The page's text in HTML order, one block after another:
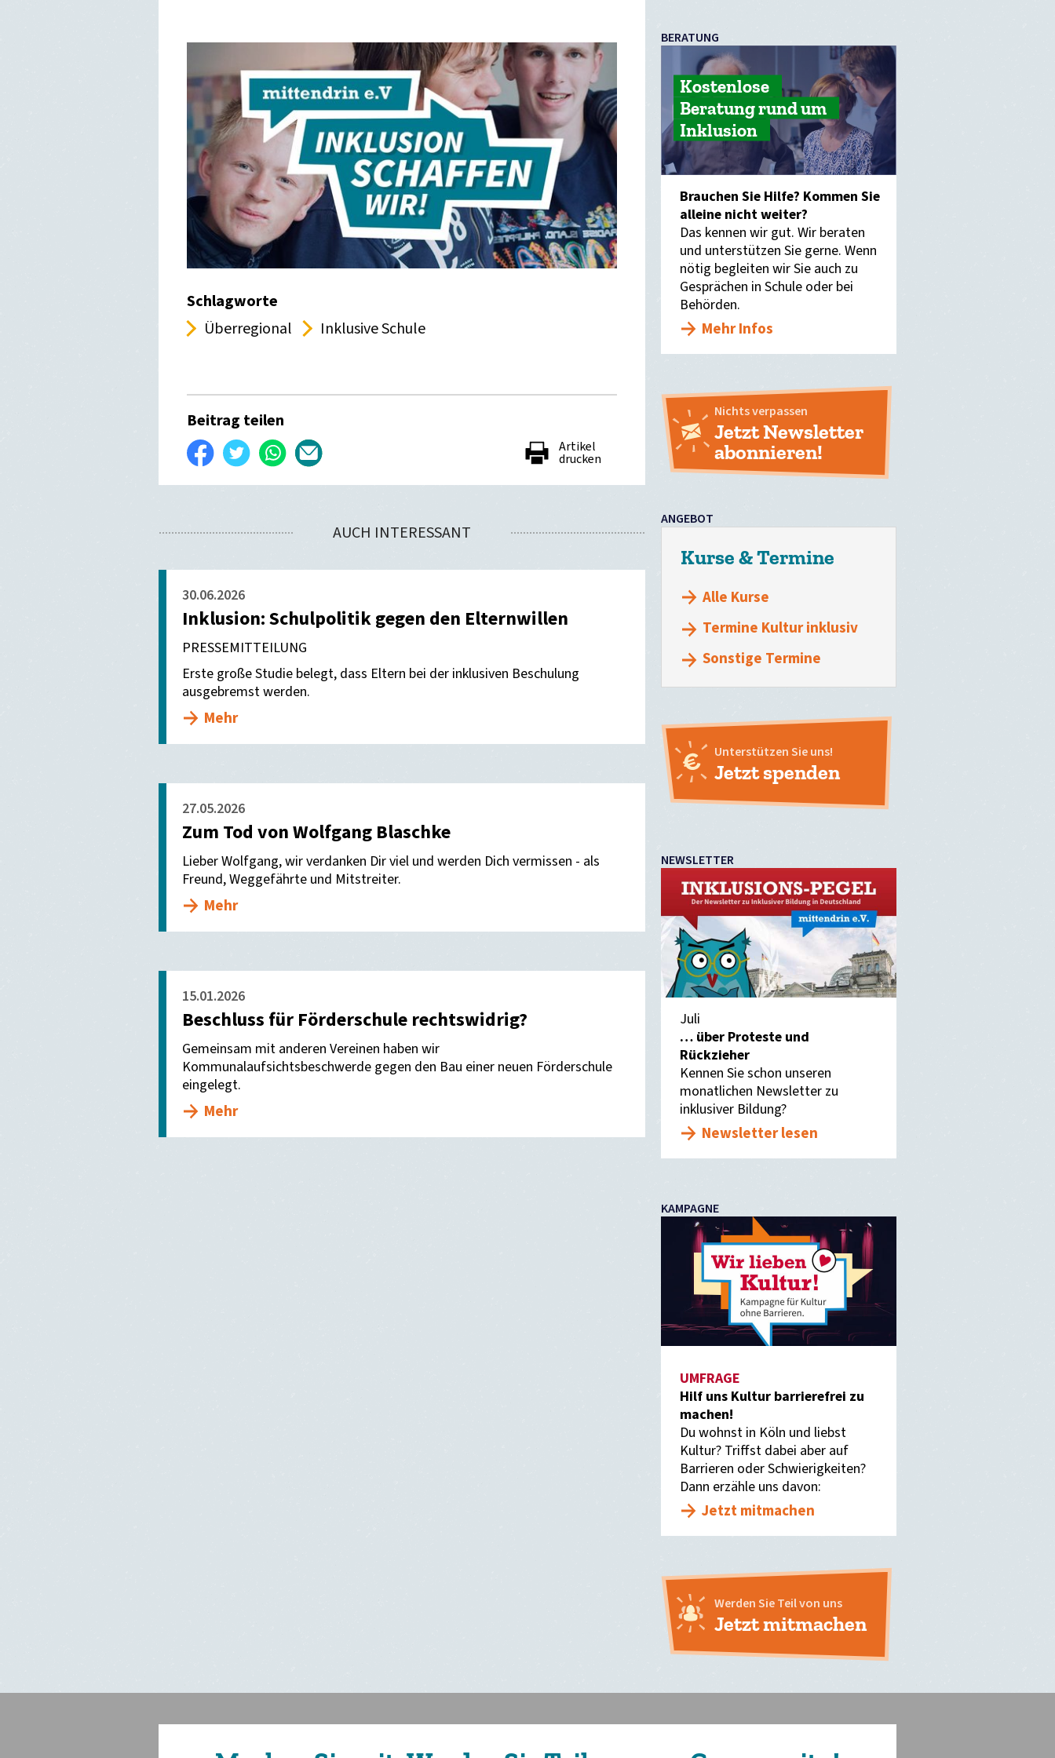
Schlagworte
Überregional
Inklusive Schule
Beitrag teilen
Auf
Twittern WhatsApp
versenden
Artikel
drucken
AUCH INTERESSANT
30.06.2026
Inklusion: Schulpolitik gegen den Elternwillen
PRESSEMITTEILUNG
Erste große Studie belegt, dass Eltern bei der inklusiven Beschulung
ausgebremst werden.
Mehr
27.05.2026
Zum Tod von Wolfgang Blaschke
Lieber Wolfgang, wir verdanken Dir viel und werden Dich vermissen - als
Freund, Weggefährte und Mitstreiter.
Mehr
15.01.2026
Beschluss für Förderschule rechtswidrig?
Gemeinsam mit anderen Vereinen haben wir
Kommunalaufsichtsbeschwerde gegen den Bau einer neuen Förderschule
eingelegt.
Mehr
BERATUNG
Kostenlose
Beratung rund um
Inklusion
Brauchen Sie Hilfe? Kommen Sie
alleine nicht weiter?
Das kennen wir gut. Wir beraten
und unterstützen Sie gerne. Wenn
nötig begleiten wir Sie auch zu
Gesprächen in Schule oder bei
Behörden.
Mehr Infos
Nichts verpassen
Jetzt Newsletter
abonnieren!
ANGEBOT
Kurse & Termine
Alle Kurse
Termine Kultur inklusiv
Sonstige Termine
Unterstützen Sie uns!
Jetzt spenden
NEWSLETTER
Juli
… über Proteste und
Rückzieher
Kennen Sie schon unseren
monatlichen Newsletter zu
inklusiver Bildung?
Newsletter lesen
KAMPAGNE
UMFRAGE
Hilf uns Kultur barrierefrei zu
machen!
Du wohnst in Köln und liebst
Kultur? Triffst dabei aber auf
Barrieren oder Schwierigkeiten?
Dann erzähle uns davon:
Jetzt mitmachen
Werden Sie Teil von uns
Jetzt mitmachen